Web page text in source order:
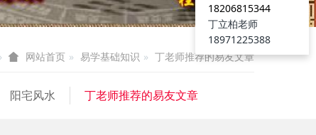
网站首页 易学基础知识 丁老师推荐的易友文章
阳宅风水 丁老师推荐的易友文章
18206815344
丁立柏老师
18971225388